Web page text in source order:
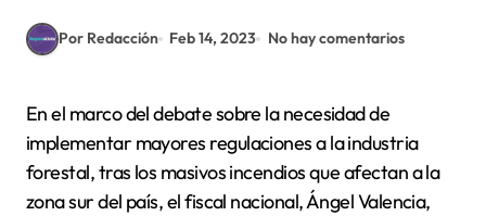
Por Redacción Feb 14, 2023 No hay comentarios
En el marco del debate sobre la necesidad de
implementar mayores regulaciones a la industria
forestal, tras los masivos incendios que afectan a la
zona sur del país, el fiscal nacional, Ángel Valencia,